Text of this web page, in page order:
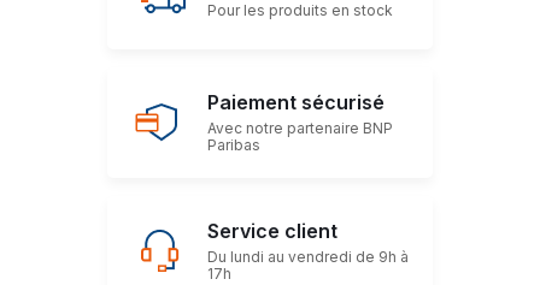
Pour les produits en stock
Paiement sécurisé
Avec notre partenaire BNP
Paribas
Service client
Du lundi au vendredi de 9h à
17h